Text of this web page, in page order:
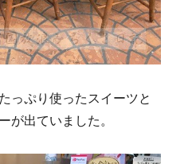
っぷり使ったスイーツと
が出ていました。